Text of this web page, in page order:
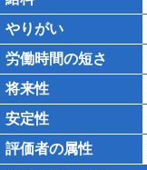
やりがい
労働時間の短さ
将来性
安定性
評価者の属性